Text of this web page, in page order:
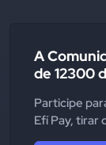
A
de 12300
Participe
Efí Pay, tirar